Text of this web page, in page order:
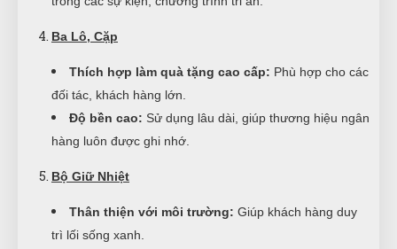
Ba Lô, Cặp
Thích hợp làm quà tặng cao cấp: Phù hợp cho các
đối tác, khách hàng lớn.
Độ bền cao: Sử dụng lâu dài, giúp thương hiệu ngân
hàng luôn được ghi nhớ.
Bộ Giữ Nhiệt
Thân thiện với môi trường: Giúp khách hàng duy
trì lối sống xanh.